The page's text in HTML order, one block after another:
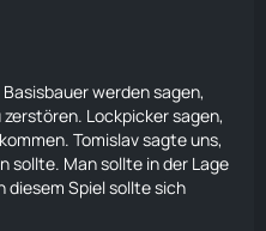
werden sagen,
Lockpicker sagen,
Tomislav sagte uns,
sollte. Man sollte in der Lage
diesem Spiel sollte sich